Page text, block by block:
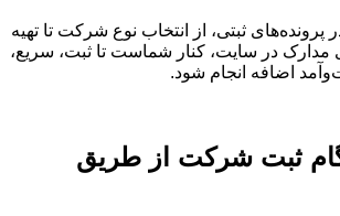
در پرونده‌های ثبتی، از انتخاب نوع شرکت تا تهیه
مدارک در سایت، کنار شماست تا ثبت، سریع،
اضافه انجام شود.
ثبت شرکت از طریق